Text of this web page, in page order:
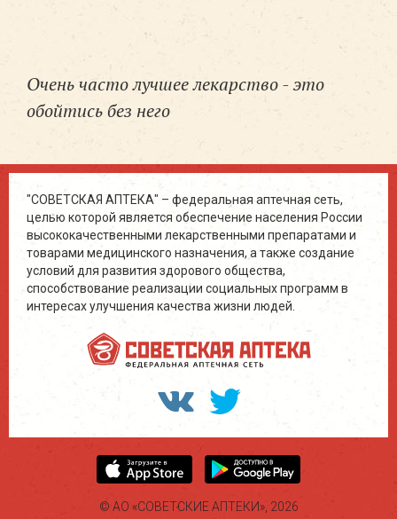
Очень часто лучшее лекарство - это
обойтись без него
"СОВЕТСКАЯ АПТЕКА" – федеральная аптечная сеть,
целью которой является обеспечение населения России
высококачественными лекарственными препаратами и
товарами медицинского назначения, а также создание
условий для развития здорового общества,
способствование реализации социальных программ в
интересах улучшения качества жизни людей.
© АО «СОВЕТСКИЕ АПТЕКИ», 2026